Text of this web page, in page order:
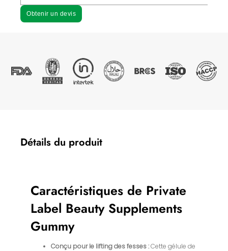
Obtenir un devis
Détails du produit
Caractéristiques de Private
Label Beauty Supplements
Gummy
Conçu pour le lifting des fesses :Cette gélule de